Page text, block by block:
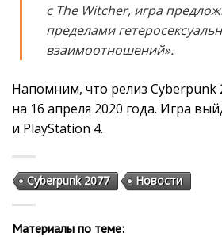
с The Witcher, игра
пределами
взаимоотношений».
Напомним, что релиз Cyberpunk
на 16 апреля 2020 года. Игра
и PlayStation 4.
Cyberpunk 2077 Новости
Материалы по теме: